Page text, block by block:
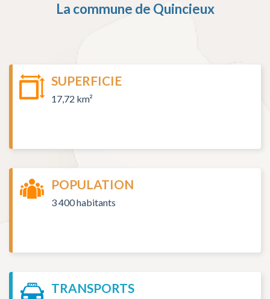
La commune de Quincieux
SUPERFICIE
17,72 km²
POPULATION
3 400 habitants
TRANSPORTS